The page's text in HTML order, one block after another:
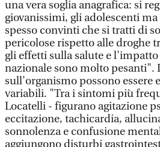
una vera soglia anagrafica: si
giovanissimi, gli adolescenti
spesso convinti che si tratti di
pericolose rispetto alle droghe
gli effetti sulla salute e
nazionale sono molto pesanti".
sull'organismo possono essere
variabili. "Tra i sintomi più
Locatelli - figurano agitazione
eccitazione, tachicardia,
sonnolenza e confusione
aggiungono disturbi